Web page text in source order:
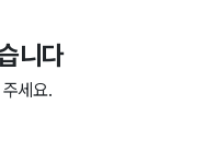
니다
세요.